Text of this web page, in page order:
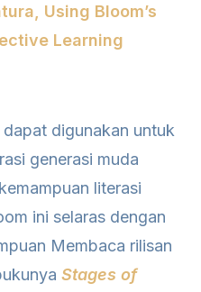
Using Bloom’s
Learning
digunakan untuk
generasi muda
literasi
ini selaras dengan
Membaca rilisan
Stages of